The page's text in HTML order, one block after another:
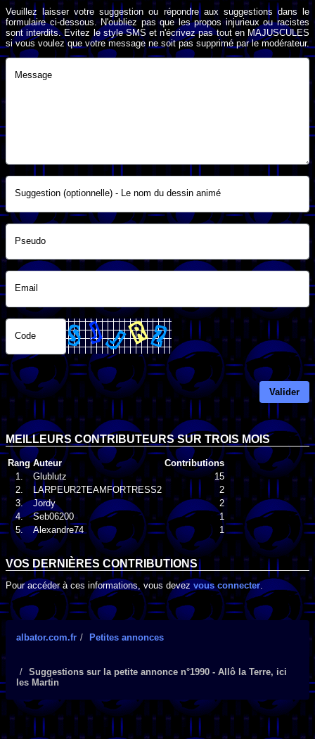
Veuillez laisser votre suggestion ou répondre aux suggestions dans le
formulaire ci-dessous. N'oubliez pas que les propos injurieux ou racistes
sont interdits. Evitez le style SMS et n'écrivez pas tout en MAJUSCULES
si vous voulez que votre message ne soit pas supprimé par le modérateur.
Message
Suggestion (optionnelle) - Le nom du dessin animé
Pseudo
Email
Code
Valider
MEILLEURS CONTRIBUTEURS SUR TROIS MOIS
Rang Auteur
Contributions
1.
Glublutz
15
2.
LARPEUR2TEAMFORTRESS2
2
3.
Jordy
2
4.
Seb06200
1
5.
Alexandre74 1
VOS DERNIÈRES CONTRIBUTIONS
Pour accéder à ces informations, vous devez vous connecter
albator.com.fr Petites annonces
Suggestions sur la petite annonce n°1990 - Allô la Terre, ici
les Martin